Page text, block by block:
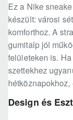
Ez a Nike
készült: városi
komforthoz. A
gumitalp jól
felületeken is.
szettekhez
Design és